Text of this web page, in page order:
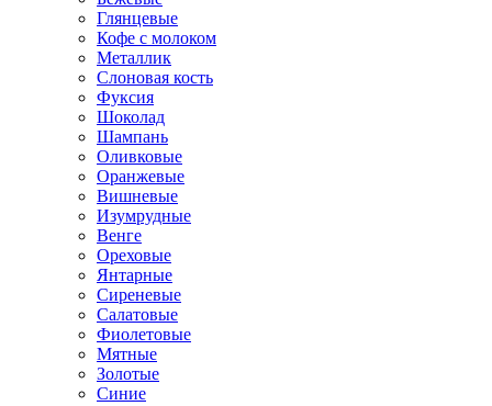
Глянцевые
Кофе с молоком
Металлик
Слоновая кость
Фуксия
Шоколад
Шампань
Оливковые
Оранжевые
Вишневые
Изумрудные
Венге
Ореховые
Янтарные
Сиреневые
Салатовые
Фиолетовые
Мятные
Золотые
Синие